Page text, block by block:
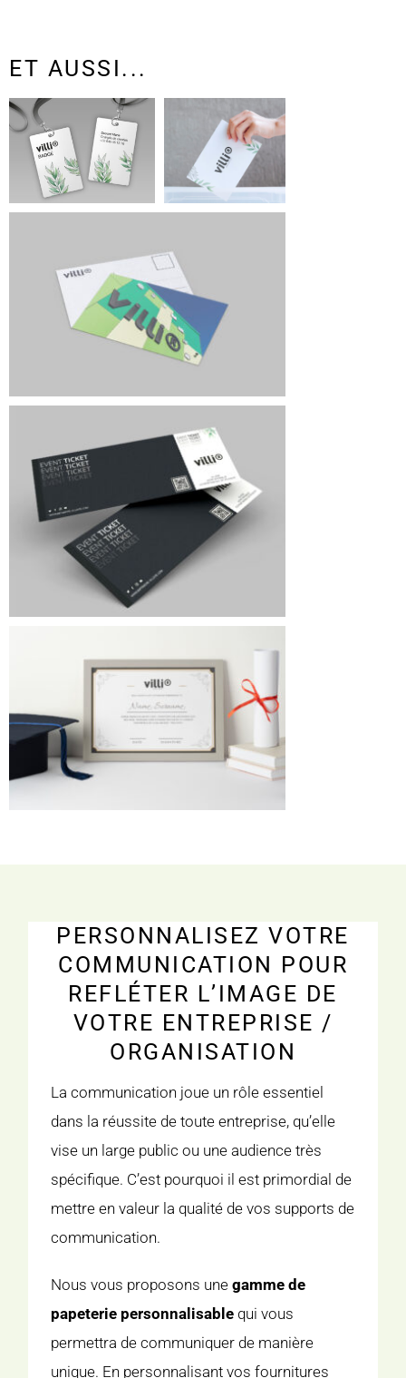
ET AUSSI...
PERSONNALISEZ VOTRE
COMMUNICATION POUR
REFLÉTER L’IMAGE DE
VOTRE ENTREPRISE /
ORGANISATION
La communication joue un rôle essentiel
dans la réussite de toute entreprise, qu’elle
vise un large public ou une audience très
spécifique. C’est pourquoi il est primordial de
mettre en valeur la qualité de vos supports de
communication.
Nous vous proposons unegamme de
papeterie personnalisable qui vous
permettra de communiquer de manière
unique. En personnalisant vos fournitures